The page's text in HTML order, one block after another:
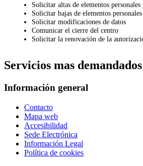
Solicitar altas de elementos
Solicitar bajas de elementos
Solicitar modificaciones de datos
Comunicar el cierre del centro
Solicitar la renovación de la
Servicios mas
Información general
Contacto
Mapa web
Accesibilidad
Sede Electrónica
Información Legal
Política de cookies